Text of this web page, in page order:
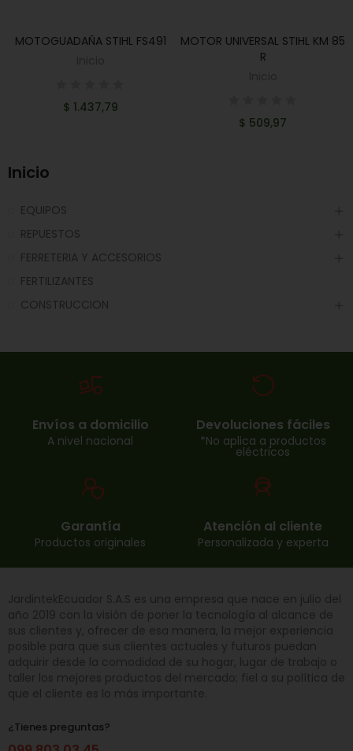
AÑADIR AL CARRITO
MOTOGUADAÑA STIHL FS491
$ 1.437,79
AÑADIR AL CARRITO
MOTOR UNIVERSAL STIHL KM 85
R
$ 509,97
Inicio
EQUIPOS
REPUESTOS
FERRETERIA Y ACCESORIOS
FERTILIZANTES
CONSTRUCCION
Envíos a domicilio
A nivel nacional
Devoluciones fáciles
*No aplica a productos
eléctricos
Garantía
Productos originales
Atención al cliente
Personalizada y experta
JardintekEcuador S.A.S es una empresa que nace en julio del
año 2019 con la visión de poner la tecnología al alcance de
sus clientes y, ofrecer de esa manera, la mejor experiencia
posible para que sus clientes actuales y futuros puedan
adquirir desde la comodidad de su hogar, lugar de trabajo o
taller los mejores productos del mercado; fiel a su política de
que el cliente es lo más importante.
¿Tienes preguntas?